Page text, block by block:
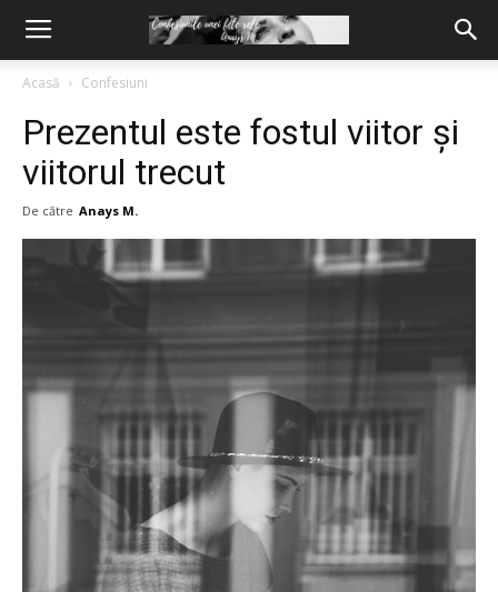
Acasă Confesiuni
Prezentul este fostul viitor și
viitorul trecut
De către Anays M.